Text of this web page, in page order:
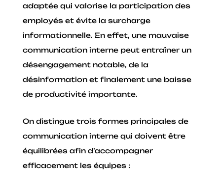
adaptée qui valorise la participation des
employés et évite la surcharge
informationnelle. En effet, une mauvaise
communication interne peut entraîner un
désengagement notable, de la
désinformation et finalement une baisse
de productivité importante.
On distingue trois formes principales de
communication interne qui doivent être
équilibrées afin d’accompagner
efficacement les équipes :